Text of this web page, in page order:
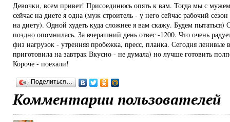
Девочки, всем привет! Присоединюсь опять к вам. Тогда мы с
сейчас на диете я одна (муж строитель - у него сейчас рабочий
на диету). Одной худеть куда сложнее я вам скажу. Будем
поздно опомнилась. За вчерашний день отвес -1200. Что очень
физ нагрузок - утренняя пробежка, пресс, планка. Сегодня ленивые
приготовила на завтрак Вкусно - не думала) но лучше готовить
Короче - поехали!
Поделиться…
Комментарии пользователей